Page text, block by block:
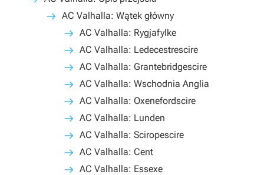
AC Valhalla: Wątek główny
AC Valhalla: Rygjafylke
AC Valhalla: Ledecestrescire
AC Valhalla: Grantebridgescire
AC Valhalla: Wschodnia Anglia
AC Valhalla: Oxenefordscire
AC Valhalla: Lunden
AC Valhalla: Sciropescire
AC Valhalla: Cent
AC Valhalla: Essexe